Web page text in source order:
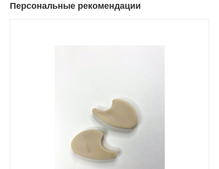
Персональные рекомендации